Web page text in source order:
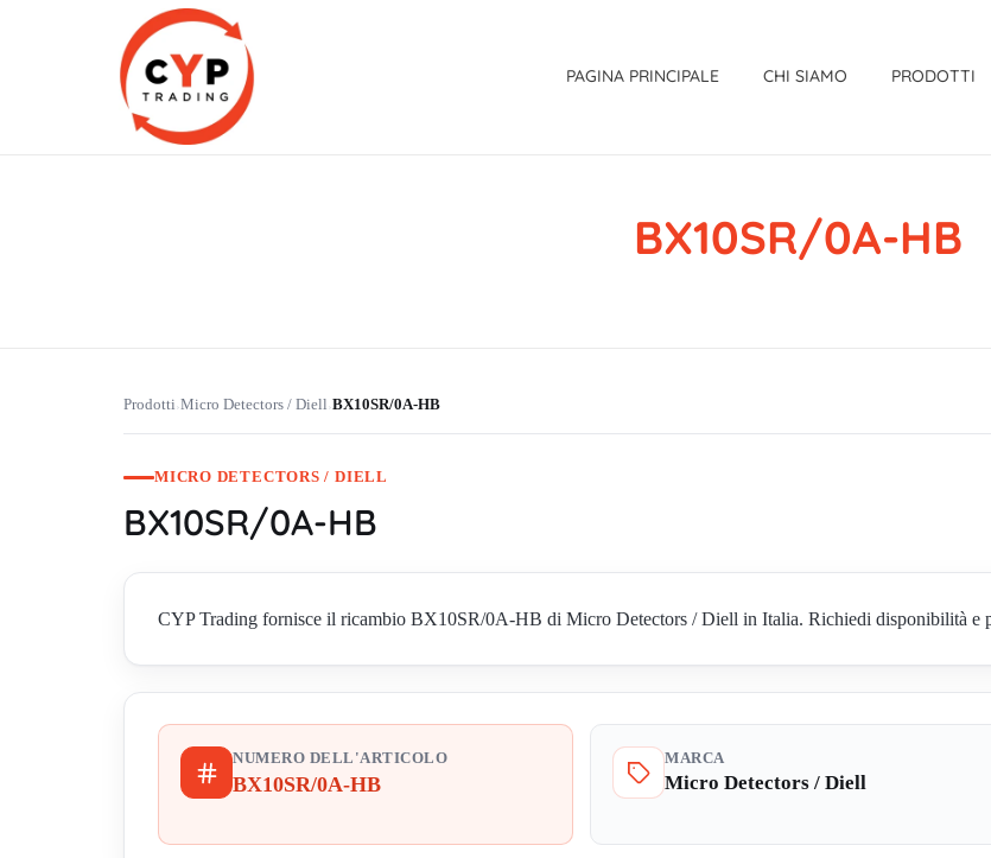
PAGINA PRINCIPALE CHI SIAMO PRODOTTI
BX10SR/0A-HB
Prodotti›Micro Detectors / Diell›BX10SR/0A-HB
MICRO DETECTORS / DIELL
BX10SR/0A-HB
CYP Trading fornisce il ricambio BX10SR/0A-HB di Micro Detectors / Diell in Italia. Richiedi disponibilità e
NUMERO DELL'ARTICOLO
BX10SR/0A-HB
MARCA
Micro Detectors / Diell